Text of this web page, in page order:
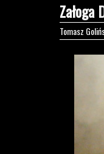
Załoga
Tomasz